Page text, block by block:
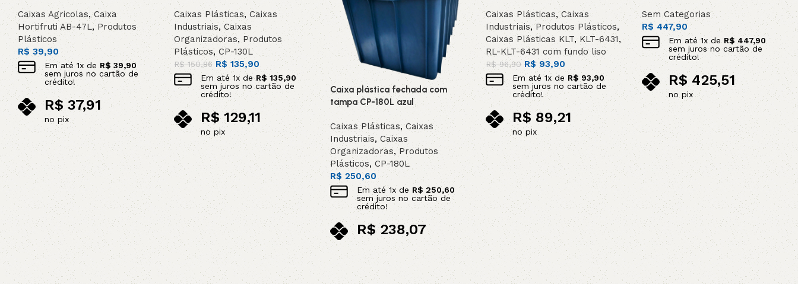
Caixas Agricolas,Caixa
Hortifruti AB-47L, Produtos
Plásticos
R$39,90
Em até1x de R$ 39,90
sem juros no cartão de
crédito!
R$37,91
no pix
Adicionar ao carrinho
Caixas Plásticas, Caixas
Industriais, Caixas
Organizadoras, Produtos
Plásticos, CP-130L
R$150,86 R$ 135,90
Em até1x deR$ 135,90
sem juros no cartão de
crédito!
R$129,11
no pix
Adicionar ao carrinho
Caixa plástica fechada com
tampa CP-180L azul
Caixas Plásticas,Caixas
Industriais, Caixas
Organizadoras,Produtos
Plásticos, CP-180L
R$ 250,60
Em até1x de R$ 250,60
sem juros no cartão de
crédito!
R$238,07
no pix
Adicionar ao carrinho
Caixas Plásticas,Caixas
Industriais,Produtos Plásticos,
Caixas Plásticas KLT, KLT-6431,
RL-KLT-6431 com fundo liso
R$96,90 R$ 93,90
Em até1x deR$ 93,90
sem juros no cartão de
crédito!
R$ 89,21
no pix
Adicionar ao carrinho
Sem Categorias
R$ 447,90
Em até1x deR$ 447,90
sem juros no cartão de
crédito!
R$ 425,51
no pix
Adicionar ao carrinho